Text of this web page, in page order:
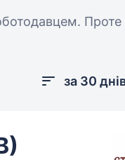
Проте
за 30